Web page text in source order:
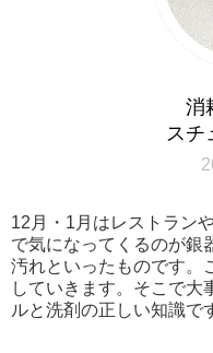
消
スチ
12月・1月はレストラン
で気になってくるのが銀
汚れといったものです。
していきます。そこで大
ルと洗剤の正しい知識で